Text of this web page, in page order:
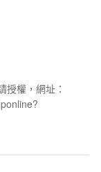
授權，網址：